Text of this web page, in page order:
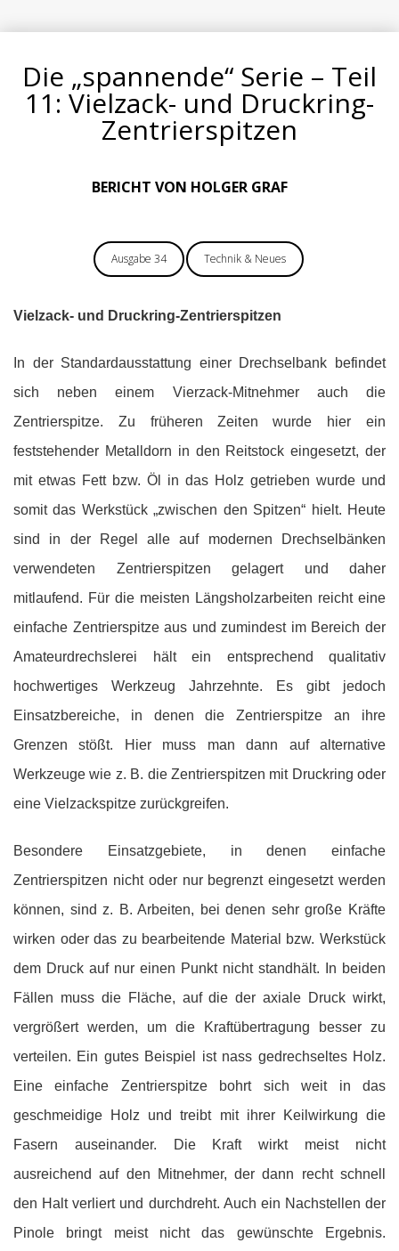
Die „spannende“ Serie – Teil
11: Vielzack- und Druckring-
Zentrierspitzen
BERICHT VON HOLGER GRAF
Ausgabe 34 Technik & Neues
Vielzack- und Druckring-Zentrierspitzen
In der Standardausstattung einer Drechselbank befindet
sich neben einem Vierzack-Mitnehmer auch die
Zentrierspitze. Zu früheren Zeiten wurde hier ein
feststehender Metalldorn in den Reitstock eingesetzt, der
mit etwas Fett bzw. Öl in das Holz getrieben wurde und
somit das Werkstück „zwischen den Spitzen“ hielt. Heute
sind in der Regel alle auf modernen Drechselbänken
verwendeten Zentrierspitzen gelagert und daher
mitlaufend. Für die meisten Längsholzarbeiten reicht eine
einfache Zentrierspitze aus und zumindest im Bereich der
Amateurdrechslerei hält ein entsprechend qualitativ
hochwertiges Werkzeug Jahrzehnte. Es gibt jedoch
Einsatzbereiche, in denen die Zentrierspitze an ihre
Grenzen stößt. Hier muss man dann auf alternative
Werkzeuge wie z. B. die Zentrierspitzen mit Druckring oder
eine Vielzackspitze zurückgreifen.
Besondere Einsatzgebiete, in denen einfache
Zentrierspitzen nicht oder nur begrenzt eingesetzt werden
können, sind z. B. Arbeiten, bei denen sehr große Kräfte
wirken oder das zu bearbeitende Material bzw. Werkstück
dem Druck auf nur einen Punkt nicht standhält. In beiden
Fällen muss die Fläche, auf die der axiale Druck wirkt,
vergrößert werden, um die Kraftübertragung besser zu
verteilen. Ein gutes Beispiel ist nass gedrechseltes Holz.
Eine einfache Zentrierspitze bohrt sich weit in das
geschmeidige Holz und treibt mit ihrer Keilwirkung die
Fasern auseinander. Die Kraft wirkt meist nicht
ausreichend auf den Mitnehmer, der dann recht schnell
den Halt verliert und durchdreht. Auch ein Nachstellen der
Pinole bringt meist nicht das gewünschte Ergebnis.